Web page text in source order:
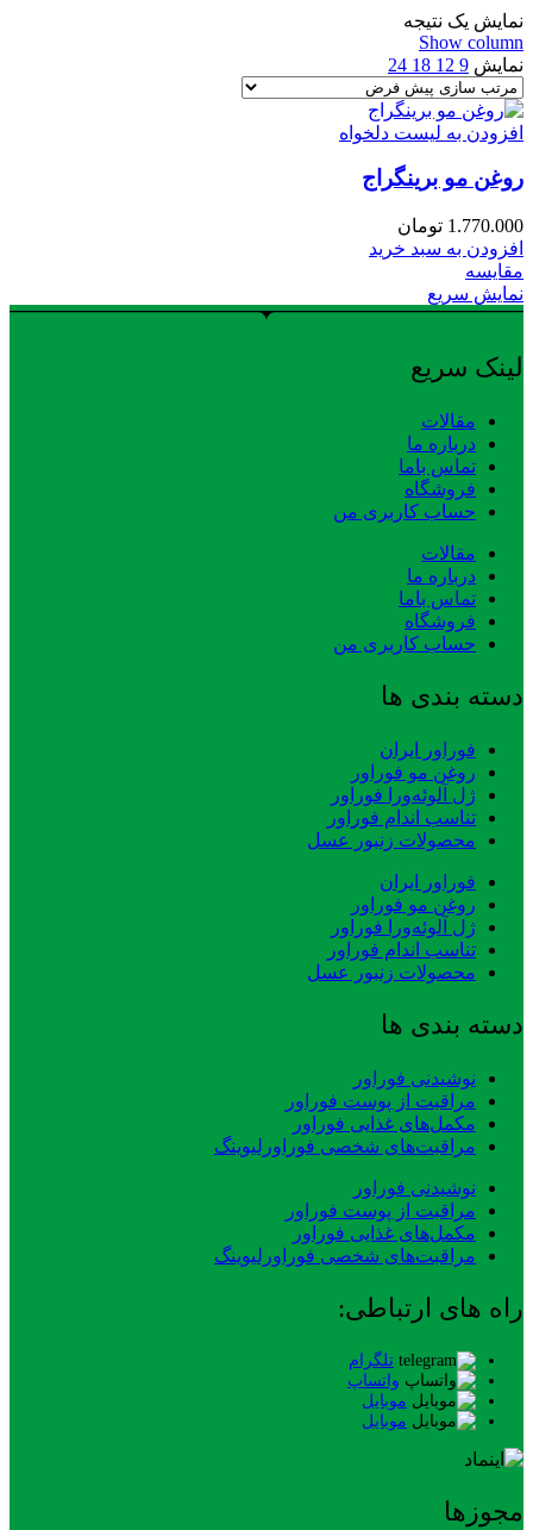
نمایش یک نتیجه
Show column
نمایش 9
12
18
24
افزودن به لیست دلخواه
روغن مو برینگراج
1.770.000 تومان
افزودن به سبد خرید
مقایسه
نمایش سریع
لینک سریع
مقالات
درباره ما
تماس باما
فروشگاه
حساب کاربری من
مقالات
درباره ما
تماس باما
فروشگاه
حساب کاربری من
دسته بندی ها
فوراور ایران
روغن مو فوراور
ژل آلوئه‌ورا فوراور
تناسب اندام فوراور
محصولات زنبور عسل
فوراور ایران
روغن مو فوراور
ژل آلوئه‌ورا فوراور
تناسب اندام فوراور
محصولات زنبور عسل
دسته بندی ها
نوشیدنی فوراور
مراقبت از پوست فوراور
مکمل‌های غذایی فوراور
مراقبت‌های شخصی فوراورلیوینگ
نوشیدنی فوراور
مراقبت از پوست فوراور
مکمل‌های غذایی فوراور
مراقبت‌های شخصی فوراورلیوینگ
راه های ارتباطی:
تلگرام
واتساپ
موبایل
موبایل
مجوزها